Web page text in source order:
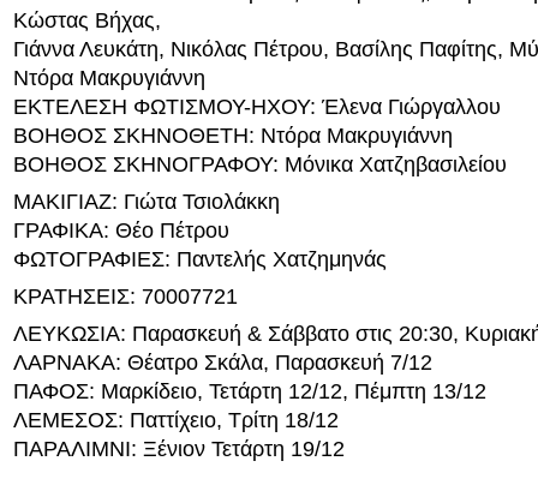
Κώστας Βήχας,
Γιάννα Λευκάτη, Νικόλας Πέτρου, Βασίλης Παφίτης,
Ντόρα Μακρυγιάννη
ΕΚΤΕΛΕΣΗ ΦΩΤΙΣΜΟΥ-ΗΧΟΥ: Έλενα Γιώργαλλου
ΒΟΗΘΟΣ ΣΚΗΝΟΘΕΤΗ: Ντόρα Μακρυγιάννη
ΒΟΗΘΟΣ ΣΚΗΝΟΓΡΑΦΟΥ: Μόνικα Χατζηβασιλείου
ΜΑΚΙΓΙΑΖ: Γιώτα Τσιολάκκη
ΓΡΑΦΙΚΑ: Θέο Πέτρου
ΦΩΤΟΓΡΑΦΙΕΣ: Παντελής Χατζημηνάς
ΚΡΑΤΗΣΕΙΣ: 70007721
ΛΕΥΚΩΣΙΑ: Παρασκευή & Σάββατο στις 20:30,
ΛΑΡΝΑΚΑ: Θέατρο Σκάλα, Παρασκευή 7/12
ΠΑΦΟΣ: Μαρκίδειο, Τετάρτη 12/12, Πέμπτη 13/12
ΛΕΜΕΣΟΣ: Παττίχειο, Τρίτη 18/12
ΠΑΡΑΛΙΜΝΙ: Ξένιον Τετάρτη 19/12